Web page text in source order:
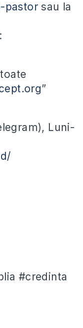
pastor sau la
”
Luni-
#credinta